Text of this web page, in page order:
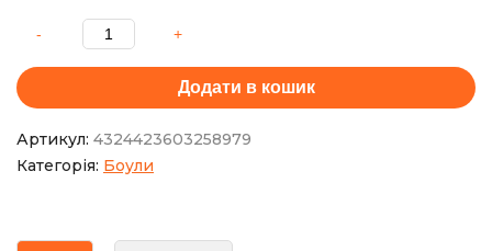
Додати в кошик
Артикул: 4324423603258979
Категорія: Боули